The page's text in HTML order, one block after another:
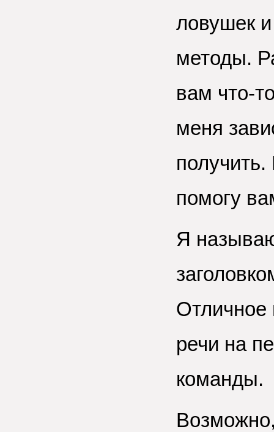
ловушек
методы.
вам что-
меня
помогу
Я
Отличное
речи на
команды.